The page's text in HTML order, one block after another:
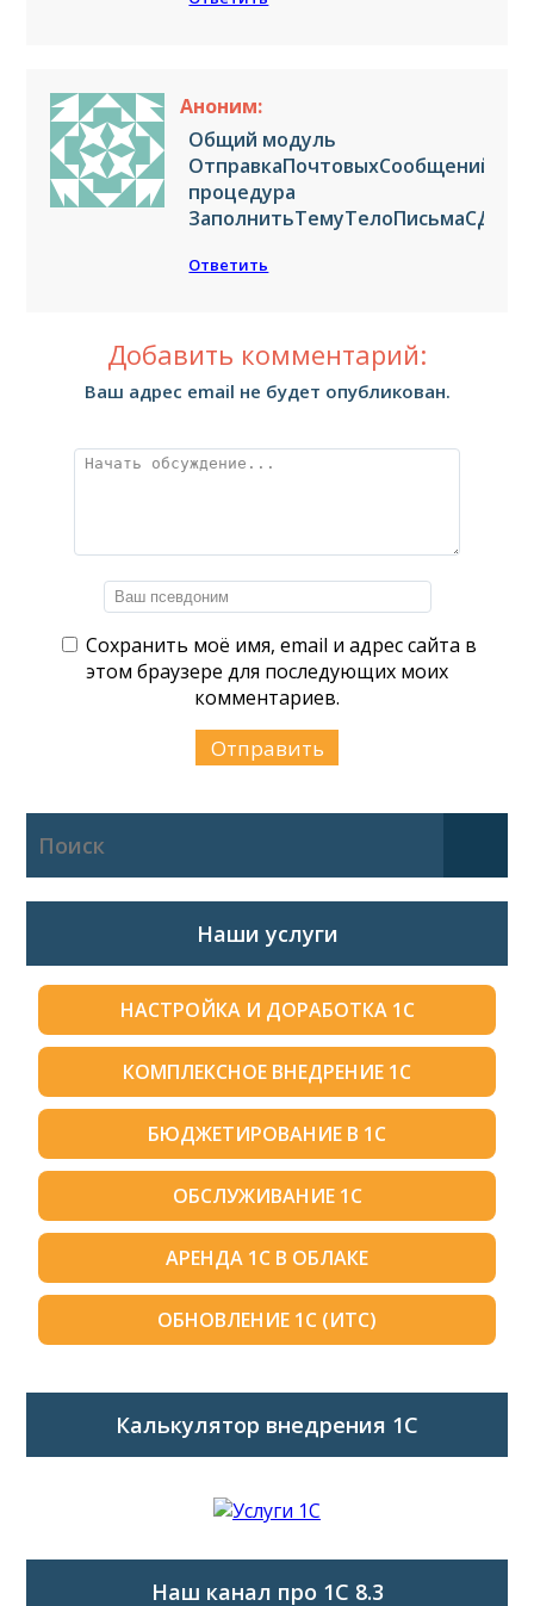
Аноним:
Общий модуль
ОтправкаПочтовыхСообщений,
процедура
Ответить
Добавить комментарий:
Ваш адрес email не будет опубликован.
Сохранить моё имя, email и адрес сайта в
этом браузере для последующих моих
комментариев.
Наши услуги
НАСТРОЙКА И ДОРАБОТКА 1С
КОМПЛЕКСНОЕ ВНЕДРЕНИЕ 1С
БЮДЖЕТИРОВАНИЕ В 1С
ОБСЛУЖИВАНИЕ 1С
АРЕНДА 1С В ОБЛАКЕ
ОБНОВЛЕНИЕ 1С (ИТС)
Калькулятор внедрения 1C
Наш канал про 1С 8.3